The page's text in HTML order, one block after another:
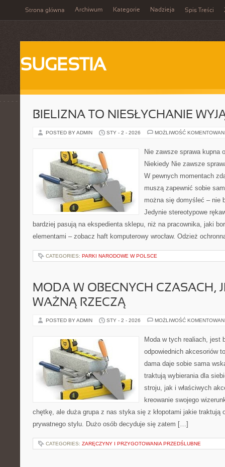
Strona główna Archiwum Kategorie Nadzieja Spis Treści
SUGESTIA
BIELIZNA TO NIESŁYCHANIE
POSTED BY ADMIN STY - 2 - 2026 MOŻLIWOŚĆ
Nie zawsze sprawa kupna
Niekiedy Nie zawsze
W pewnych momentach
muszą zapewnić sobie
można się domyśleć – nie
Jedynie stereotypowe
bardziej pasują na ekspedienta sklepu, niż na pracownika, jaki
elementami – zobacz haft komputerowy wrocław. Odzież
CATEGORIES: PARKI NARODOWE W POLSCE
MODA W OBECNYCH CZASACH,
WAŻNĄ RZECZĄ
POSTED BY ADMIN STY - 2 - 2026 MOŻLIWOŚĆ
Moda w tych realiach, jest
odpowiednich akcesoriów
dama daje sobie sama
traktują wybierania dla
stroju, jak i właściwych
kreowanie swojego
chętkę, ale duża grupa z nas styka się z kłopotami jakie traktują
prywatnego stylu. Dużo osób decyduje się zatem […]
CATEGORIES: ZARĘCZYNY I PRZYGOTOWANIA PRZEDŚLUBNE